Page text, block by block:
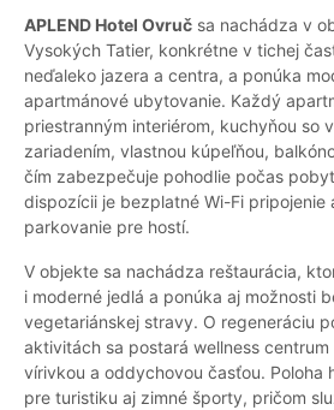
APLEND Hotel Ovruč sa nachádza v
Vysokých Tatier, konkrétne v tichej
neďaleko jazera a centra, a ponúka
apartmánové ubytovanie. Každý
priestranným interiérom, kuchyňou so
zariadením, vlastnou kúpeľňou,
čím zabezpečuje pohodlie počas
dispozícii je bezplatné Wi-Fi pripojenie
parkovanie pre hostí.
V objekte sa nachádza reštaurácia,
i moderné jedlá a ponúka aj možnosti
vegetariánskej stravy. O regeneráciu
aktivitách sa postará wellness
vírivkou a oddychovou časťou. Poloha
pre turistiku aj zimné športy, pričom